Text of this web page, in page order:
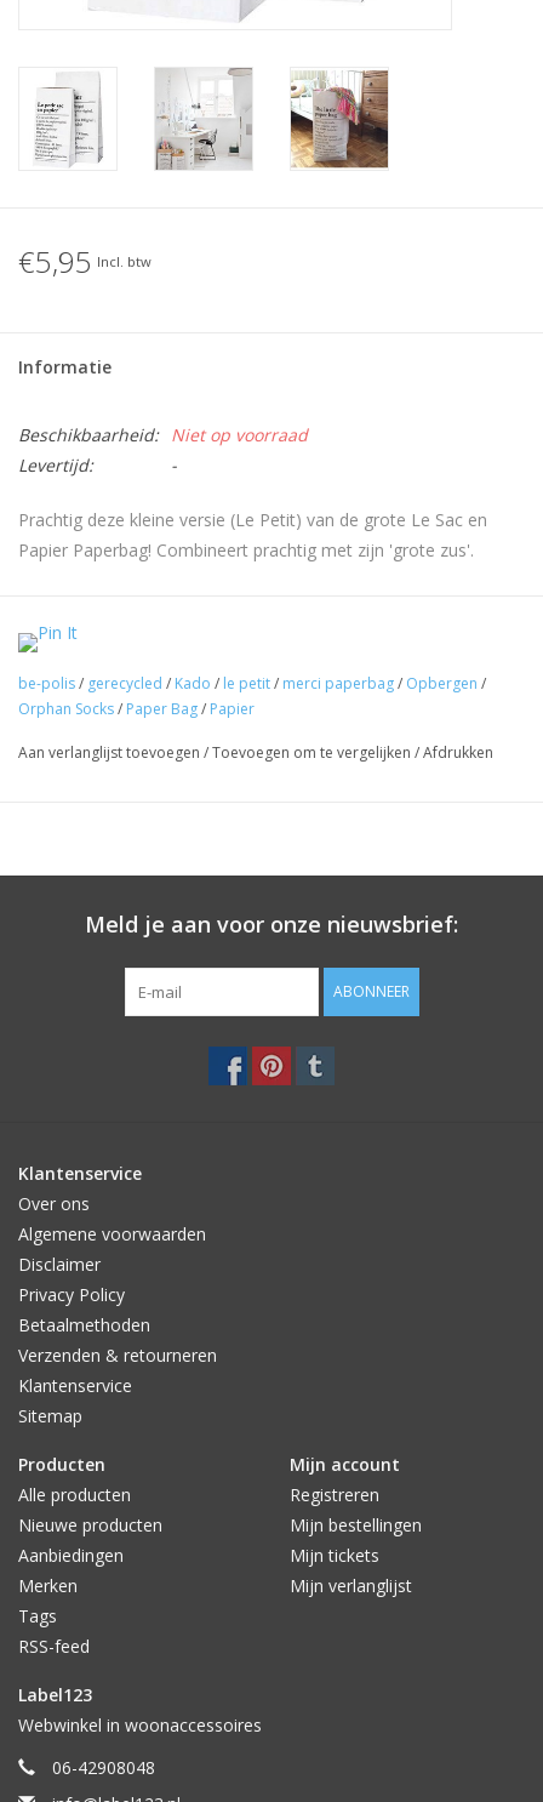
€5,95 Incl. btw
Informatie
Beschikbaarheid: Niet op voorraad
Levertijd:
-
Prachtig deze kleine versie (Le Petit) van de grote Le Sac en
Papier Paperbag! Combineert prachtig met zijn 'grote zus'.
multifunctionele 'le sac en papier' ofwel paperbag van dubbel
gelaagd papier. Deze zak van gerecycled papier is ideaal voor
het opbergen van diverse spulletjes. Zo kan je bijvoorbeeld je
opbergen. De zak is super gaaf om te zien en leuk om mee te
Je kan de boven kant geheel naar wens omvouwen.
Afmetingen: 52 x 25 x 15 cm
Inhoud: 19 Liter
Materiaal: gerecycled papier (180 grams)
Mocht u meer informatie willen neem dan contact op met
be-polis/ gerecycled / Kado / le petit/ merci paperbag/ Opbergen /
Orphan Socks/ Paper Bag/ Papier
Aan verlanglijst toevoegen /Toevoegen om te vergelijken /Afdrukken
Meld je aan voor onze nieuwsbrief:
ABONNEER
Klantenservice
Over ons
Algemene voorwaarden
Disclaimer
Privacy Policy
Betaalmethoden
Verzenden & retourneren
Klantenservice
Sitemap
Producten
Alle producten
Nieuwe producten
Aanbiedingen
Merken
Tags
RSS-feed
Mijn account
Registreren
Mijn bestellingen
Mijn tickets
Mijn verlanglijst
Label123
Webwinkel in woonaccessoires
06-42908048